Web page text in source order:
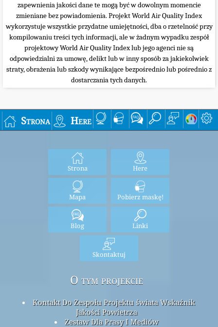
zapewnienia jakości dane te mogą być w dowolnym momencie
zmieniane bez powiadomienia. Projekt World Air Quality Index
wykorzystuje wszystkie przydatne umiejętności, dba o rzetelność przy
kompilowaniu treści tych informacji, ale w żadnym wypadku zespół
projektowy World Air Quality Index lub jego agenci nie są
odpowiedzialni za umowę, delikt lub w inny sposób za jakiekolwiek
straty, obrażenia lub szkody wynikające bezpośrednio lub pośrednio z
dostarczania tych danych.
Strona Here
Strona Here
Mapa Pobierz maskę!
Blog Linki
Skontaktuj
O tym projekcie
Kontakt Do Zespołu Projektu świata Wskaźnik
Jakości Powietrza
Zestaw Dla Prasy I Mediów